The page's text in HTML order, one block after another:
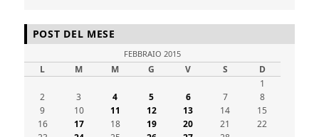
POST DEL MESE
FEBBRAIO 2015
L M M G V S
D
1
2
3 4 5 6 7
8
9
10 11 12 13 14
15
16
17 18 19 20 21
22